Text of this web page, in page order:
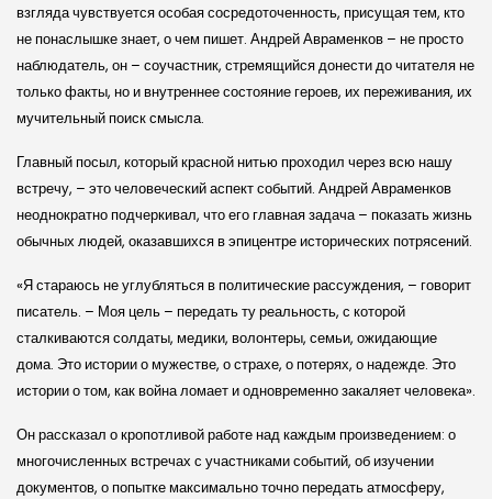
взгляда чувствуется особая сосредоточенность, присущая тем, кто
не понаслышке знает, о чем пишет. Андрей Авраменков – не просто
наблюдатель, он – соучастник, стремящийся донести до читателя не
только факты, но и внутреннее состояние героев, их переживания, их
мучительный поиск смысла.
Главный посыл, который красной нитью проходил через всю нашу
встречу, – это человеческий аспект событий. Андрей Авраменков
неоднократно подчеркивал, что его главная задача – показать жизнь
обычных людей, оказавшихся в эпицентре исторических потрясений.
«Я стараюсь не углубляться в политические рассуждения, – говорит
писатель. – Моя цель – передать ту реальность, с которой
сталкиваются солдаты, медики, волонтеры, семьи, ожидающие
дома. Это истории о мужестве, о страхе, о потерях, о надежде. Это
истории о том, как война ломает и одновременно закаляет человека».
Он рассказал о кропотливой работе над каждым произведением: о
многочисленных встречах с участниками событий, об изучении
документов, о попытке максимально точно передать атмосферу,